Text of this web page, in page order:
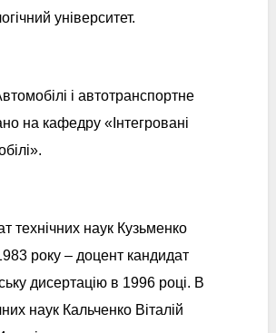
університет.
і автотранспортне
на кафедру «Інтегровані
технічних наук Кузьменко
року – доцент кандидат
дисертацію в 1996 році. В
наук Кальченко Віталій